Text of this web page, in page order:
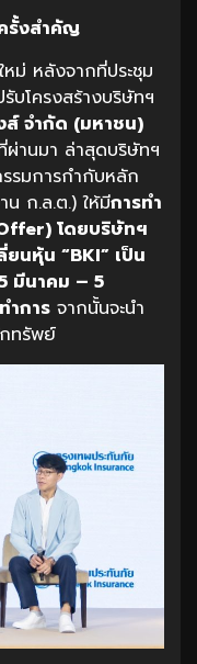
รั้งสำคัญ
หม่ หลังจากที่ประชุม
โครงสร้างบริษัทฯ
ส์ จำกัด (มหาชน)
านมา ล่าสุดบริษัทฯ
รมการกำกับหลัก
ก.ล.ต.) ให้มีการทำ
โดยบริษัทฯ
ยนหุ้น “BKI” เป็น
มีนาคม – 5
ำการ จากนั้นจะนำ
ทรัพย์